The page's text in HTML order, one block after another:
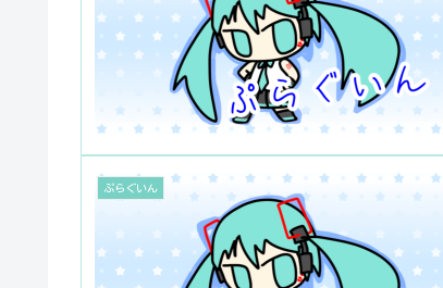
ぷらぐいん